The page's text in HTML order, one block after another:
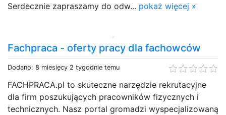
Serdecznie zapraszamy do odw... pokaż więcej »
Fachpraca - oferty pracy dla fachowców
Dodano: 8 miesięcy 2 tygodnie temu
FACHPRACA.pl to skuteczne narzędzie rekrutacyjne
dla firm poszukujących pracowników fizycznych i
technicznych. Nasz portal gromadzi wyspecjalizowaną